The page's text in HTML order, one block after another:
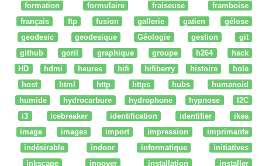
formation
formulaire fraiseuse
framboise
français
ftp fusion gallerie gatien
gélose
geodesic
geodesique Géologie gestion
git
github
goril graphique groupe h264
hack
HD
hdmi heures hifi hifiberry histoire
hole
host
html http https hubs
humanoid
humide
hydrocarbure hydrophone hypnose
I2C
i3
icebreaker identification identifier
ikea
image
images import impression
imprimante
indésirable
indoor informatique
initiatives
inkscape
innover installation installer